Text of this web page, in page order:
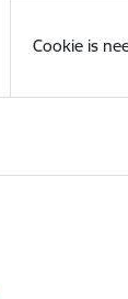
Cookie is